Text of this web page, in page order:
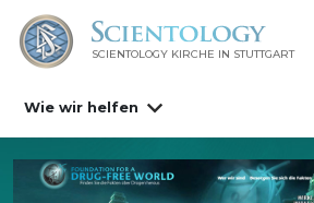
SCIENTOLOGY KIRCHE IN STUTTGART
Wie wir helfen